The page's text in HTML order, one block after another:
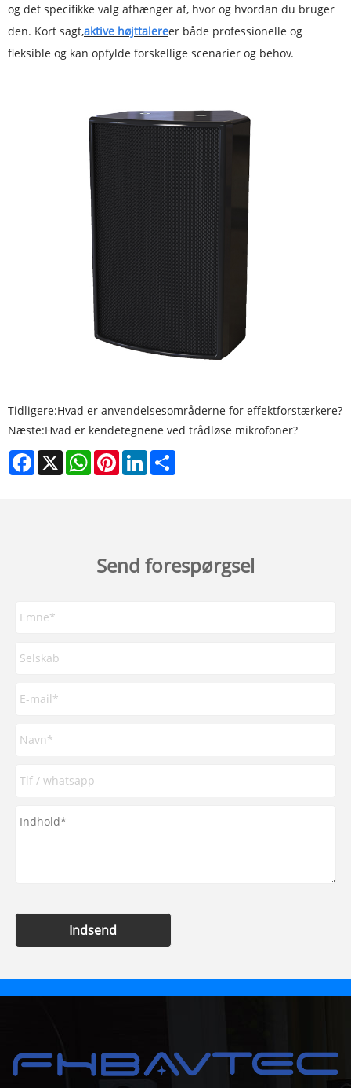
og det specifikke valg afhænger af, hvor og hvordan du bruger
den. Kort sagt,aktive højttalereer både professionelle og
fleksible og kan opfylde forskellige scenarier og behov.
Tidligere:Hvad er anvendelsesområderne for effektforstærkere?
Næste:Hvad er kendetegnene ved trådløse mikrofoner?
Facebook
X WhatsAppPinterestLinkedIn
Send forespørgsel
Indsend